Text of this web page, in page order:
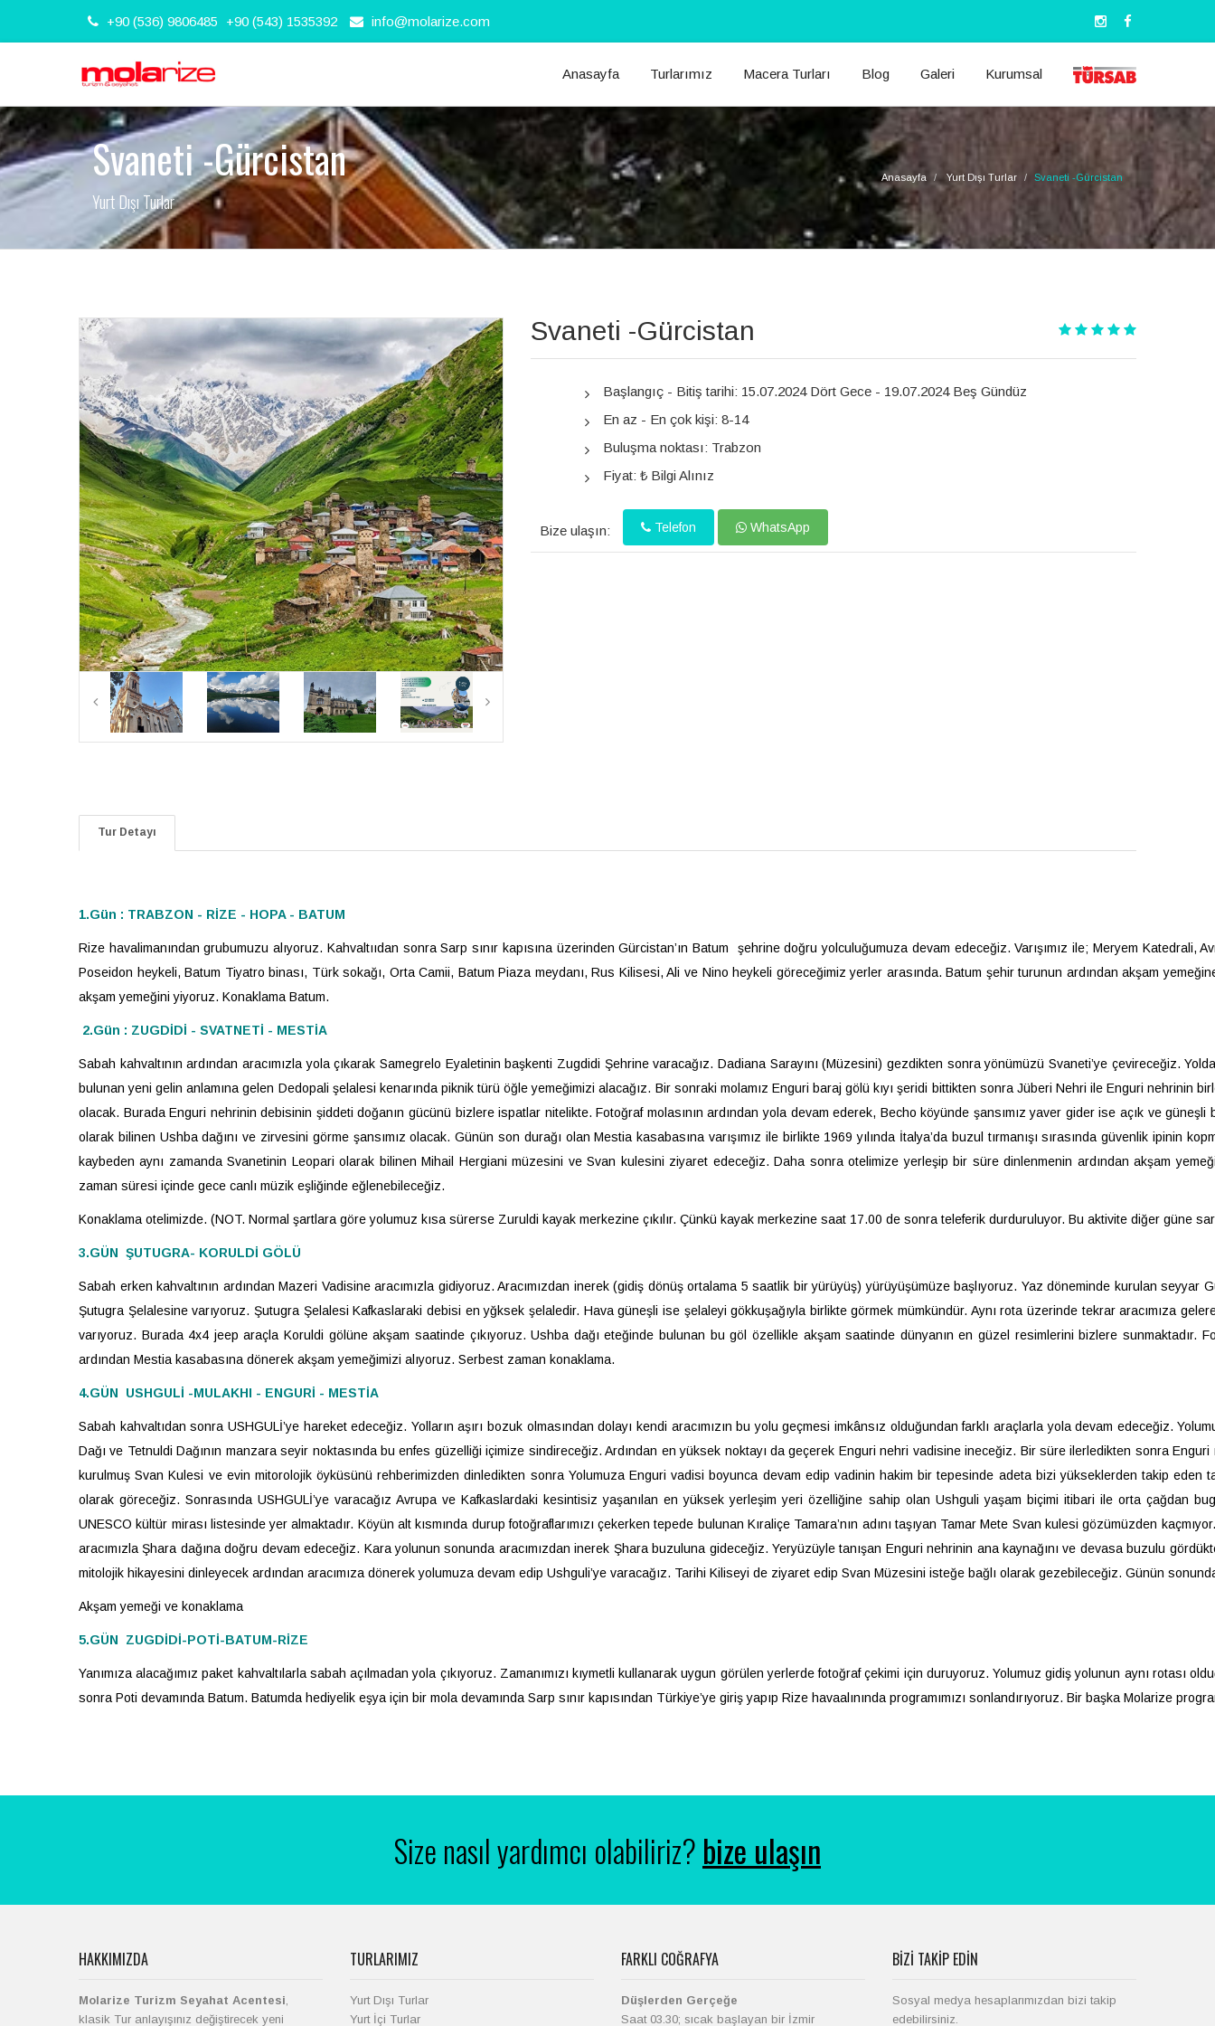
+90 (536) 9806485 +90 (543) 1535392 info@molarize.com
Anasayfa Turlarımız Macera Turları Blog Galeri Kurumsal
Svaneti -Gürcistan
Yurt Dışı Turlar
Anasayfa Yurt Dışı Turlar Svaneti -Gürcistan
Svaneti -Gürcistan
Başlangıç - Bitiş tarihi: 15.07.2024 Dört Gece - 19.07.2024 Beş Gündüz
En az - En çok kişi: 8-14
Buluşma noktası: Trabzon
Fiyat: ₺ Bilgi Alınız
Bize ulaşın: Telefon WhatsApp
Tur Detayı
1.Gün : TRABZON - RİZE - HOPA - BATUM
Rize havalimanından grubumuzu alıyoruz. Kahvaltııdan sonra Sarp sınır kapısına üzerinden Gürcistan’ın Batum şehrine doğru yolculuğumuza devam edeceğiz. Varışımız ile; Meryem Katedrali,
Poseidon heykeli, Batum Tiyatro binası, Türk sokağı, Orta Camii, Batum Piaza meydanı, Rus Kilisesi, Ali ve Nino heykeli göreceğimiz yerler arasında. Batum şehir turunun ardından akşam
akşam yemeğini yiyoruz. Konaklama Batum.
2.Gün : ZUGDİDİ - SVATNETİ - MESTİA
Sabah kahvaltının ardından aracımızla yola çıkarak Samegrelo Eyaletinin başkenti Zugdidi Şehrine varacağız. Dadiana Sarayını (Müzesini) gezdikten sonra yönümüzü Svaneti’ye çevireceğiz.
bulunan yeni gelin anlamına gelen Dedopali şelalesi kenarında piknik türü öğle yemeğimizi alacağız. Bir sonraki molamız Enguri baraj gölü kıyı şeridi bittikten sonra Jüberi Nehri ile Enguri nehrinin
olacak. Burada Enguri nehrinin debisinin şiddeti doğanın gücünü bizlere ispatlar nitelikte. Fotoğraf molasının ardından yola devam ederek, Becho köyünde şansımız yaver gider ise açık ve güneşli
olarak bilinen Ushba dağını ve zirvesini görme şansımız olacak. Günün son durağı olan Mestia kasabasına varışımız ile birlikte 1969 yılında İtalya’da buzul tırmanışı sırasında güvenlik ipinin
kaybeden aynı zamanda Svanetinin Leopari olarak bilinen Mihail Hergiani müzesini ve Svan kulesini ziyaret edeceğiz. Daha sonra otelimize yerleşip bir süre dinlenmenin ardından akşam
zaman süresi içinde gece canlı müzik eşliğinde eğlenebileceğiz.
Konaklama otelimizde. (NOT. Normal şartlara göre yolumuz kısa sürerse Zuruldi kayak merkezine çıkılır. Çünkü kayak merkezine saat 17.00 de sonra teleferik durduruluyor. Bu aktivite diğer güne
3.GÜN ŞUTUGRA- KORULDİ GÖLÜ
Sabah erken kahvaltının ardından Mazeri Vadisine aracımızla gidiyoruz. Aracımızdan inerek (gidiş dönüş ortalama 5 saatlik bir yürüyüş) yürüyüşümüze başlıyoruz. Yaz döneminde kurulan seyyar
Şutugra Şelalesine varıyoruz. Şutugra Şelalesi Kafkaslaraki debisi en yğksek şelaledir. Hava güneşli ise şelaleyi gökkuşağıyla birlikte görmek mümkündür. Aynı rota üzerinde tekrar aracımıza
varıyoruz. Burada 4x4 jeep araçla Koruldi gölüne akşam saatinde çıkıyoruz. Ushba dağı eteğinde bulunan bu göl özellikle akşam saatinde dünyanın en güzel resimlerini bizlere sunmaktadır.
ardından Mestia kasabasına dönerek akşam yemeğimizi alıyoruz. Serbest zaman konaklama.
4.GÜN USHGULİ -MULAKHI - ENGURİ - MESTİA
Sabah kahvaltıdan sonra USHGULİ’ye hareket edeceğiz. Yolların aşırı bozuk olmasından dolayı kendi aracımızın bu yolu geçmesi imkânsız olduğundan farklı araçlarla yola devam edeceğiz.
Dağı ve Tetnuldi Dağının manzara seyir noktasında bu enfes güzelliği içimize sindireceğiz. Ardından en yüksek noktayı da geçerek Enguri nehri vadisine ineceğiz. Bir süre ilerledikten sonra Enguri
kurulmuş Svan Kulesi ve evin mitorolojik öyküsünü rehberimizden dinledikten sonra Yolumuza Enguri vadisi boyunca devam edip vadinin hakim bir tepesinde adeta bizi yükseklerden takip eden
olarak göreceğiz. Sonrasında USHGULİ’ye varacağız Avrupa ve Kafkaslardaki kesintisiz yaşanılan en yüksek yerleşim yeri özelliğine sahip olan Ushguli yaşam biçimi itibari ile orta çağdan
UNESCO kültür mirası listesinde yer almaktadır. Köyün alt kısmında durup fotoğraflarımızı çekerken tepede bulunan Kıraliçe Tamara’nın adını taşıyan Tamar Mete Svan kulesi gözümüzden
aracımızla Şhara dağına doğru devam edeceğiz. Kara yolunun sonunda aracımızdan inerek Şhara buzuluna gideceğiz. Yeryüzüyle tanışan Enguri nehrinin ana kaynağını ve devasa buzulu
mitolojik hikayesini dinleyecek ardından aracımıza dönerek yolumuza devam edip Ushguli’ye varacağız. Tarihi Kiliseyi de ziyaret edip Svan Müzesini isteğe bağlı olarak gezebileceğiz. Günün
Akşam yemeği ve konaklama
5.GÜN ZUGDİDİ-POTİ-BATUM-RİZE
Yanımıza alacağımız paket kahvaltılarla sabah açılmadan yola çıkıyoruz. Zamanımızı kıymetli kullanarak uygun görülen yerlerde fotoğraf çekimi için duruyoruz. Yolumuz gidiş yolunun aynı rotası
sonra Poti devamında Batum. Batumda hediyelik eşya için bir mola devamında Sarp sınır kapısından Türkiye’ye giriş yapıp Rize havaalınında programımızı sonlandırıyoruz. Bir başka Molarize
Size nasıl yardımcı olabiliriz?bize ulaşın
HAKKIMIZDA
Molarize Turizm Seyahat Acentesi
klasik Tur anlayışınız değiştirecek yeni
TURLARIMIZ
Yurt Dışı Turlar
Yurt İçi Turlar
FARKLI COĞRAFYA
Düşlerden Gerçeğe
Saat 03.30; sıcak başlayan bir İzmir
BIZI TAKIP EDIN
Sosyal medya hesaplarımızdan bizi takip
edebilirsiniz.